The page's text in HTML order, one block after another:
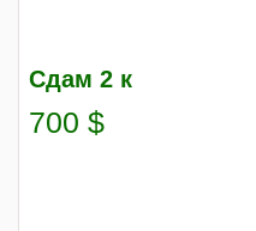
Сдам 2 к
700 $